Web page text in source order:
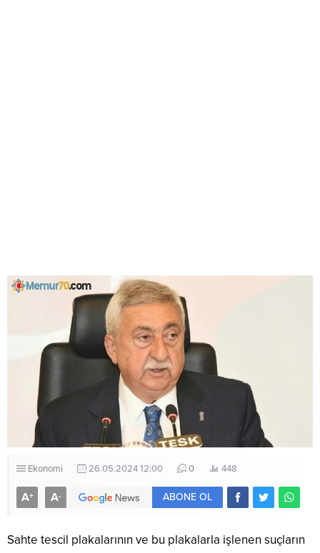
Ekonomi 26.05.2024 12:00 0 448
A+ A- ABONE OL
Sahte tescil plakalarının ve bu plakalarla işlenen suçların